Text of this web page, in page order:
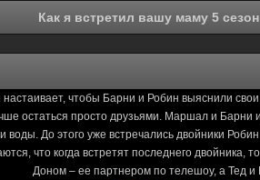
Как я встретил вашу маму 5
чтобы Барни и Робин выяснили
остаться просто друзьями. Маршал и Барни
воды. До этого уже встречались двойники
что когда встретят последнего двойника,
Доном – ее партнером по телешоу, а Тед и